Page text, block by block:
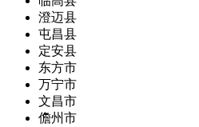
澄迈县
屯昌县
定安县
东方市
万宁市
文昌市
儋州市